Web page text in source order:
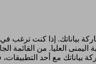
بياناتك. إذا كنت ترغب